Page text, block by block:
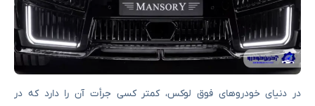
در دنیای خودروهای فوق لوکس، کمتر کسی جرأت آن را دارد که در